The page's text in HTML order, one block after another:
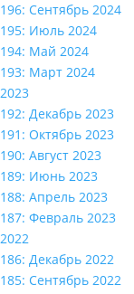
196: Сентябрь 2024
195: Июль 2024
194: Май 2024
193: Март 2024
2023
192: Декабрь 2023
191: Октябрь 2023
190: Август 2023
189: Июнь 2023
188: Апрель 2023
187: Февраль 2023
2022
186: Декабрь 2022
185: Сентябрь 2022